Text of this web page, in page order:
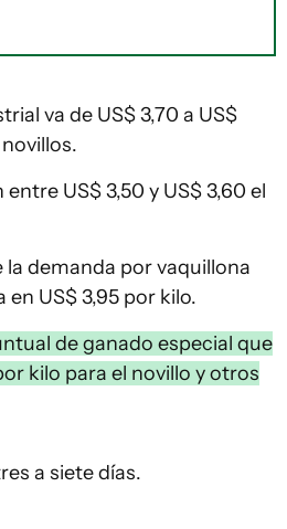
va de US$ 3,70 a US$
US$ 3,50 y US$ 3,60 el
la demanda por vaquillona
US$ 3,95 por kilo.
de ganado especial que
kilo para el novillo y otros
a siete días.